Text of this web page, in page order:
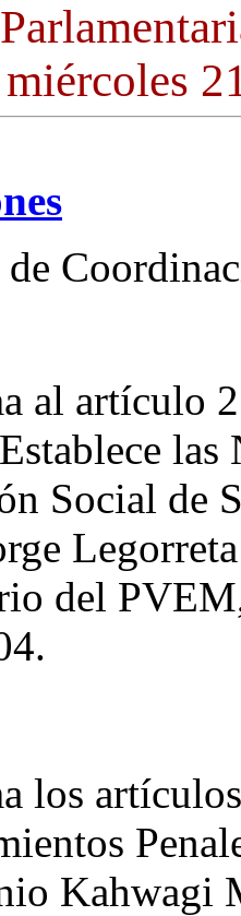
miércoles
de
al artículo
Social de
del
los
Kahwagi